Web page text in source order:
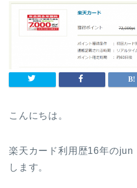
こんにちは。
楽天カード利用歴16年のjun
します。